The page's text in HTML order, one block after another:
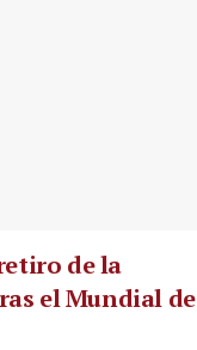
de la
el Mundial de